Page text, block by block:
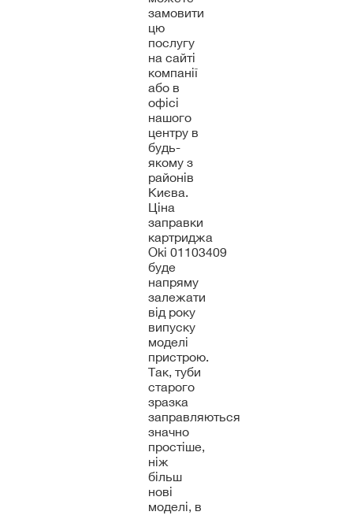
замовити
цю
послугу
на сайті
компанії
або в
офісі
нашого
центру в
будь-
якому з
районів
Києва.
Ціна
заправки
картриджа
Oki 01103409
буде
напряму
залежати
від року
випуску
моделі
пристрою.
Так, туби
старого
зразка
заправляються
значно
простіше,
ніж
більш
нові
моделі, в